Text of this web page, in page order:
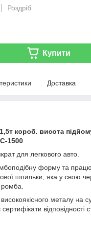
Роздріб
Купити
Доставка
короб. висота
1500
для легкового авто.
форму та
шпильки, яка у свою
металу на